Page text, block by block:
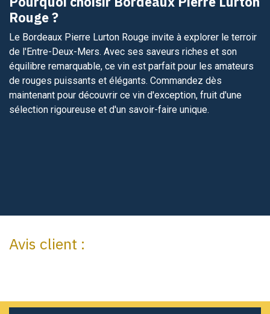
Rouge ?
Le Bordeaux Pierre Lurton Rouge invite à explorer le terroir
de l'Entre-Deux-Mers. Avec ses saveurs riches et son
équilibre remarquable, ce vin est parfait pour les amateurs
de rouges puissants et élégants. Commandez dès
maintenant pour découvrir ce vin d'exception, fruit d'une
sélection rigoureuse et d'un savoir-faire unique.
Avis client :